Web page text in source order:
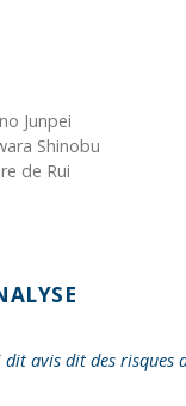
Junpei
Shinobu
de Rui
avis dit des risques